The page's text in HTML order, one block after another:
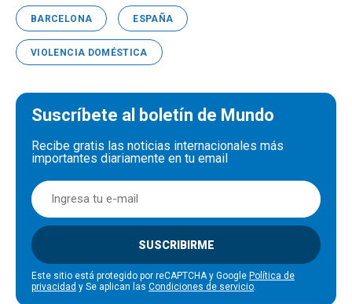
BARCELONA ESPAÑA
VIOLENCIA DOMÉSTICA
Suscríbete al boletín de Mundo
Recibe gratis las noticias internacionales más
importantes diariamente en tu email
SUSCRIBIRME
Este sitio está protegido por reCAPTCHA y Google Política de
privacidad y Se aplican las Condiciones de servicio